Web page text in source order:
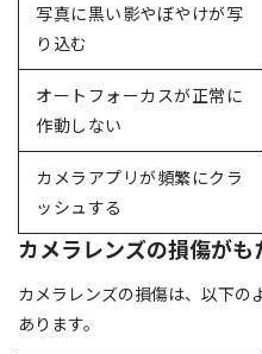
写真に黒い影やぼやけが写
り込む
オートフォーカスが正常に
作動しない
カメラアプリが頻繁にクラ
ッシュする
カメラレンズの損傷が
カメラレンズの損傷は、以下の
あります。